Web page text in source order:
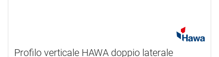
Profilo verticale HAWA doppio laterale